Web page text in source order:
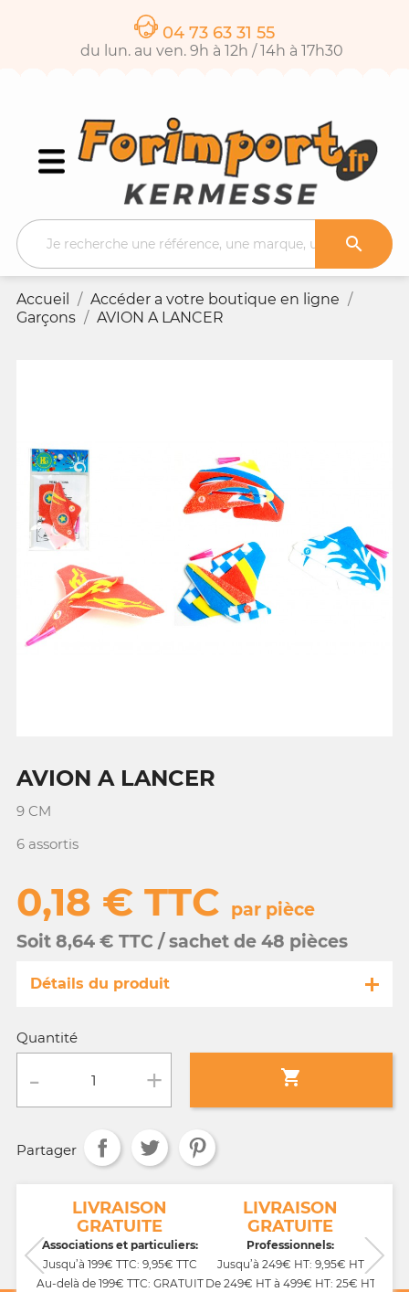
04 73 63 31 55
du lun. au ven. 9h à 12h / 14h à 17h30

Accueil
Accéder a votre boutique en ligne
Garçons
AVION A LANCER
AVION A LANCER
9 CM
6 assortis
0,18 € TTC par pièce
Soit 8,64 € TTC / sachet de 48 pièces
Détails du produit
Référence
Conditionnement :
Age :
Quantité

Partager
LIVRAISON
GRATUITE
Associations et particuliers:
Jusqu’à 199€ TTC: 9,95€ TTC
Au-delà de 199€ TTC: GRATUIT
LIVRAISON
GRATUITE
Professionnels:
Jusqu’à 249€ HT: 9,95€ HT
De 249€ HT à 499€ HT: 25€ HT